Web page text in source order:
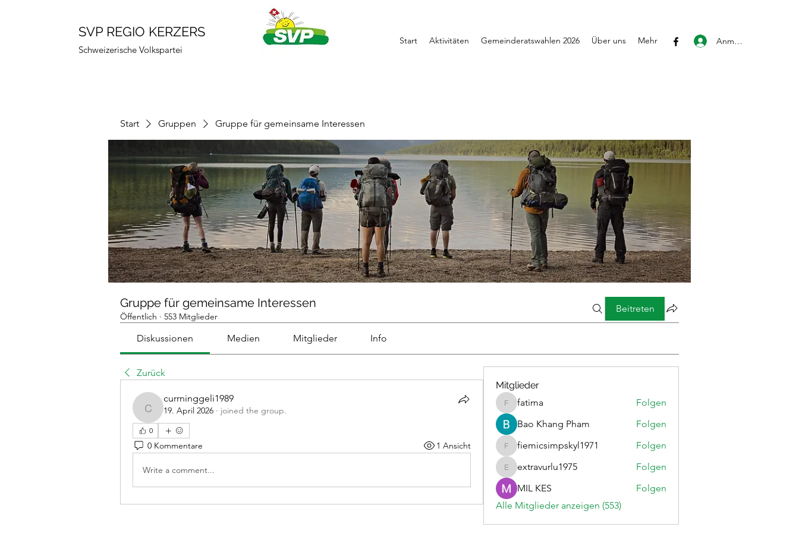
SVP REGIO KERZERS
Schweizerische Volkspartei
Start Aktivitäten Gemeinderatswahlen 2026 Über uns Mehr Anmelden
Start Gruppen Gruppe für gemeinsame Interessen
Gruppe für gemeinsame Interessen
Öffentlich · 553 Mitglieder
Beitreten
Diskussionen Medien Mitglieder Info
Zurück
currninggeli1989
currninggeli1989
19. April 2026 · joined the group.
0
0 Kommentare 1 Ansicht
Write a comment...
Mitglieder
fatima
fatima
Folgen
Bao Khang Pham
Folgen
fiemicsimpskyl1971
fiemicsimpskyl1971 Folgen
extravurlu1975
extravurlu1975
Folgen
MIL KES
Folgen
Alle Mitglieder anzeigen (553)